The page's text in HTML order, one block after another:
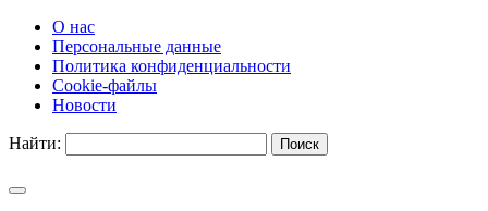
О нас
Персональные данные
Политика конфиденциальности
Cookie-файлы
Новости
Найти: